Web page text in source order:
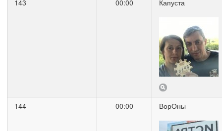
143 00:00 Капуста
144 00:00 ВорОны